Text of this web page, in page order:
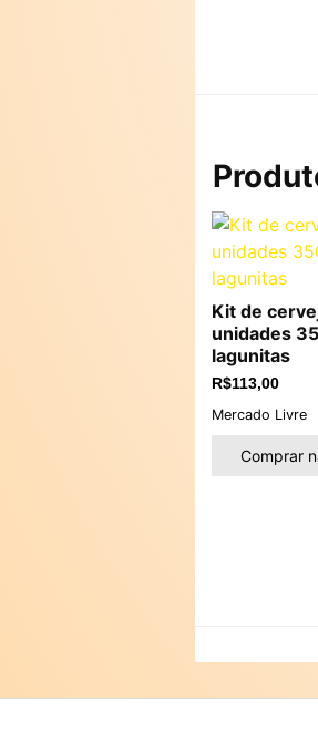
Kit de
unidades
lagunitas
R$113,00
Mercado Livre
Comprar